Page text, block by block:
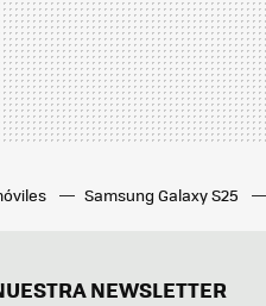
Samsung Galaxy S25
NEWSLETTER